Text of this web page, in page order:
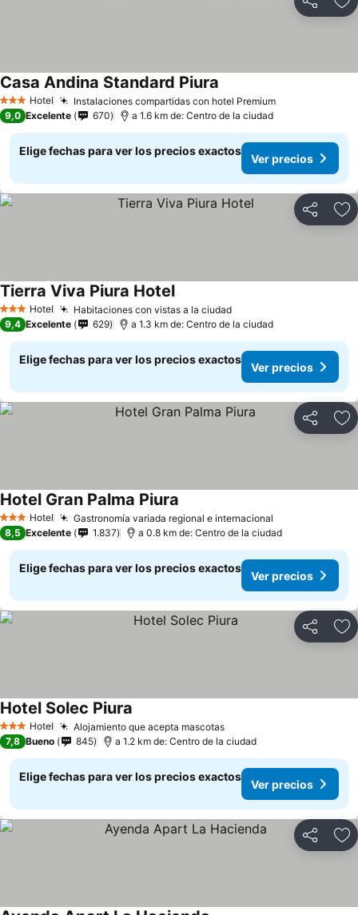
Compartir
3 Estrellas
Hotel Instalaciones compartidas con hotel Premium
Casa Andina Standard Piura
9,0 Excelente 670 a 1.6 km de: Centro de la ciudad
Elige fechas para ver los precios exactos
Ver precios
Compartir
3 Estrellas
Hotel Habitaciones con vistas a la ciudad
Tierra Viva Piura Hotel
9,4 Excelente 629 a 1.3 km de: Centro de la ciudad
Elige fechas para ver los precios exactos
Ver precios
Compartir
3 Estrellas
Hotel Gastronomía variada regional e internacional
Hotel Gran Palma Piura
8,5 Excelente 1.837 a 0.8 km de: Centro de la ciudad
Elige fechas para ver los precios exactos
Ver precios
Compartir
3 Estrellas
Hotel Alojamiento que acepta mascotas
Hotel Solec Piura
7,8 Bueno 845 a 1.2 km de: Centro de la ciudad
Elige fechas para ver los precios exactos
Ver precios
Compartir